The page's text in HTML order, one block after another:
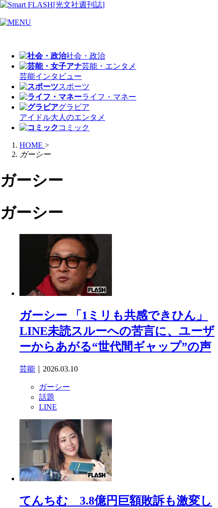
社会・政治
芸能・エンタメ
芸能インタビュー
スポーツ
ライフ・マネー
グラビア
アイドル大人のエンタメ
コミック
HOME >
ガーシー
ガーシー
ガーシー
ガーシー 「1ミリも共感できひん」
LINE未読スルーへの苦言に、ユーザ
ーからあがる“世代間ギャップ”の声
芸能 ｜2026.03.10
ガーシー
話題
LINE
てんちむ 3.8億円巨額敗訴も激変し